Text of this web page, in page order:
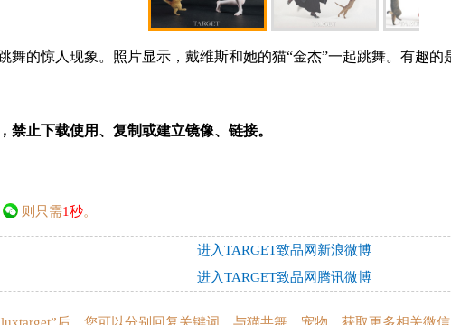
惊人现象。照片显示，戴维斯和她的猫“金杰”一起跳舞。有趣的
止下载使用、复制或建立镜像、链接。
则只需1秒。
进入TARGET致品网新浪微博
进入TARGET致品网腾讯微博